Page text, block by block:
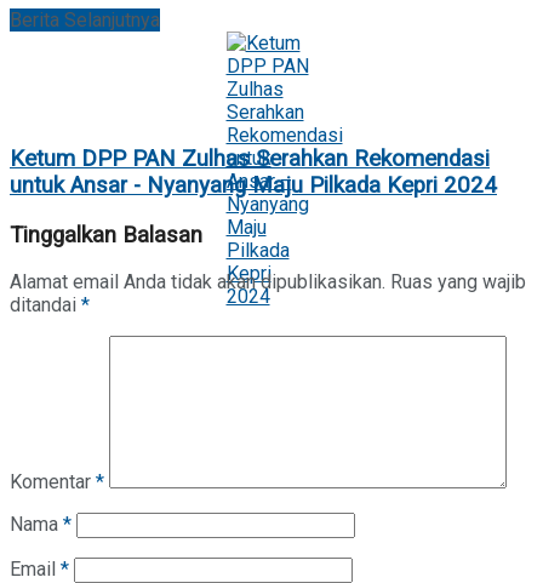
Berita Selanjutnya
Ketum DPP PAN Zulhas Serahkan Rekomendasi
untuk Ansar - Nyanyang Maju Pilkada Kepri 2024
Tinggalkan Balasan
Alamat email Anda tidak akan dipublikasikan. Ruas yang wajib
ditandai *
Komentar *
Nama *
Email *